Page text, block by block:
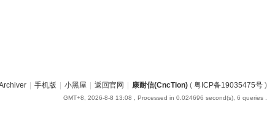
| 手机版 | 小黑屋 | 返回官网 | 康耐信(CncTion)( 粤ICP备19035475号)
GMT+8, 2026-8-8 13:08 , Processed in 0.024696 second(s), 6 queries .